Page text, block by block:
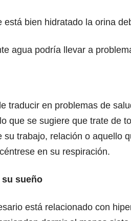
está bien hidratado la orina
agua podría llevar a
traducir en problemas de
que se sugiere que trate de
su trabajo, relación o aquello
en su respiración.
su sueño
está relacionado con